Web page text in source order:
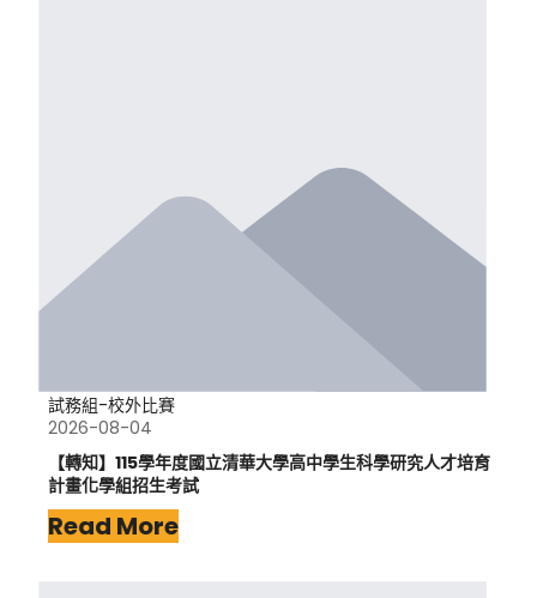
試務組-校外比賽
2026-08-04
【轉知】115學年度國立清華大學高中學生科學研究人才培育
計畫化學組招生考試
Read More